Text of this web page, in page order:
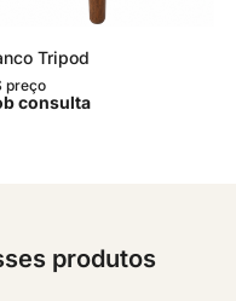
Tripod
preço
consulta
produtos